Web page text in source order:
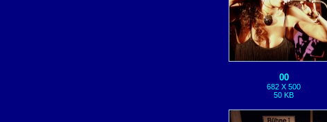
00
682 X 500
50 KB